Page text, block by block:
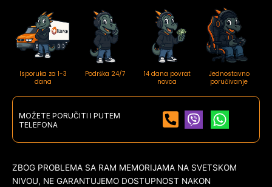
Isporuka za 1-3
dana
Podrška 24/7
14 dana povrat
novca
Jednostavno
poručivanje
MOŽETE PORUČITI I PUTEM
TELEFONA
ZBOG PROBLEMA SA RAM MEMORIJAMA NA SVETSKOM
NIVOU, NE GARANTUJEMO DOSTUPNOST NAKON